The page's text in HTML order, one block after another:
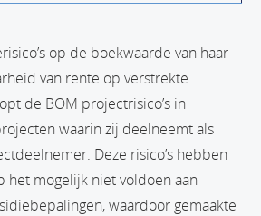
op de boekwaarde van haar
van rente op verstrekte
de BOM projectrisico’s in
waarin zij deelneemt als
Deze risico’s hebben
het mogelijk niet voldoen aan
waardoor gemaakte